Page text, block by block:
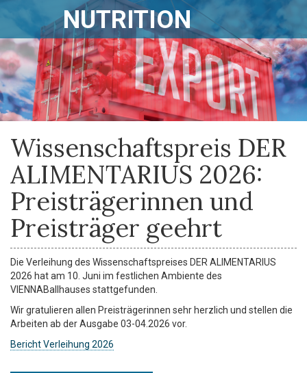
NUTRITION
Wissenschaftspreis DER
ALIMENTARIUS 2026:
Preisträgerinnen und
Preisträger geehrt
Die Verleihung des Wissenschaftspreises DER ALIMENTARIUS
2026 hat am 10. Juni im festlichen Ambiente des
VIENNABallhauses stattgefunden.
Wir gratulieren allen Preisträgerinnen sehr herzlich und stellen die
Arbeiten ab der Ausgabe 03-04.2026 vor.
Bericht Verleihung 2026